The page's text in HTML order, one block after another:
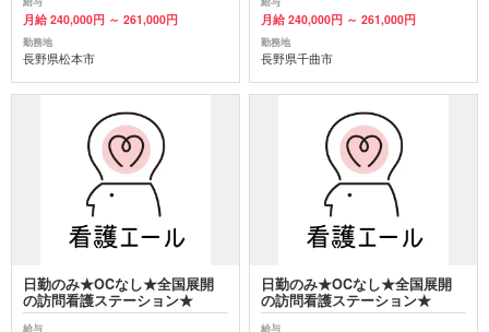
月給 240,000円 ～ 261,000円
勤務地
長野県松本市
月給 240,000円 ～ 261,000円
勤務地
長野県千曲市
日勤のみ★OCなし★全国展開
の訪問看護ステーション★
給与
日勤のみ★OCなし★全国展開
の訪問看護ステーション★
給与